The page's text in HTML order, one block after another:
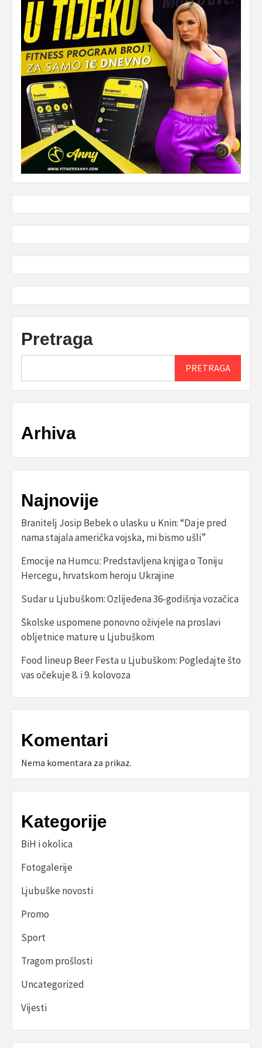
Pretraga
PRETRAGA
Arhiva
Najnovije
Branitelj Josip Bebek o ulasku u Knin: “Da je pred
nama stajala američka vojska, mi bismo ušli”
Emocije na Humcu: Predstavljena knjiga o Toniju
Hercegu, hrvatskom heroju Ukrajine
Sudar u Ljubuškom: Ozlijeđena 36-godišnja vozačica
Školske uspomene ponovno oživjele na proslavi
obljetnice mature u Ljubuškom
Food lineup Beer Festa u Ljubuškom: Pogledajte što
vas očekuje 8. i 9. kolovoza
Komentari
Nema komentara za prikaz.
Kategorije
BiH i okolica
Fotogalerije
Ljubuške novosti
Promo
Sport
Tragom prošlosti
Uncategorized
Vijesti